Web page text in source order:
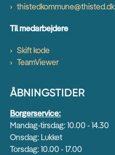
thistedkommune@thisted.dk
Til medarbejdere
Skift kode
TeamViewer
ÅBNINGSTIDER
Borgerservice:
Mandag-tirsdag: 10.00 - 14.30
Onsdag: Lukket
Torsdag: 10.00 - 17.00